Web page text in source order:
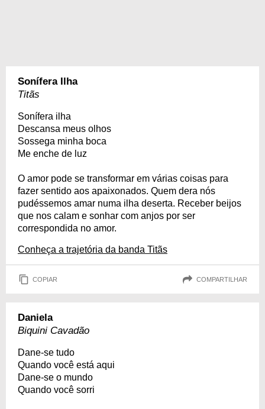
Sonífera Ilha
Titãs
Sonífera ilha
Descansa meus olhos
Sossega minha boca
Me enche de luz
O amor pode se transformar em várias coisas para
fazer sentido aos apaixonados. Quem dera nós
pudéssemos amar numa ilha deserta. Receber beijos
que nos calam e sonhar com anjos por ser
correspondida no amor.
Conheça a trajetória da banda Titãs
COPIAR COMPARTILHAR
Daniela
Biquini Cavadão
Dane-se tudo
Quando você está aqui
Dane-se o mundo
Quando você sorri